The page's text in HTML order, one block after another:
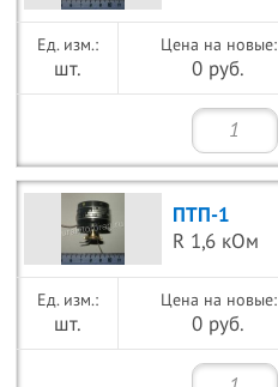
шт.
Цена на новые:
0 руб.
ПТП-1
R 1,6 кОм
шт.
Цена на новые:
0 руб.